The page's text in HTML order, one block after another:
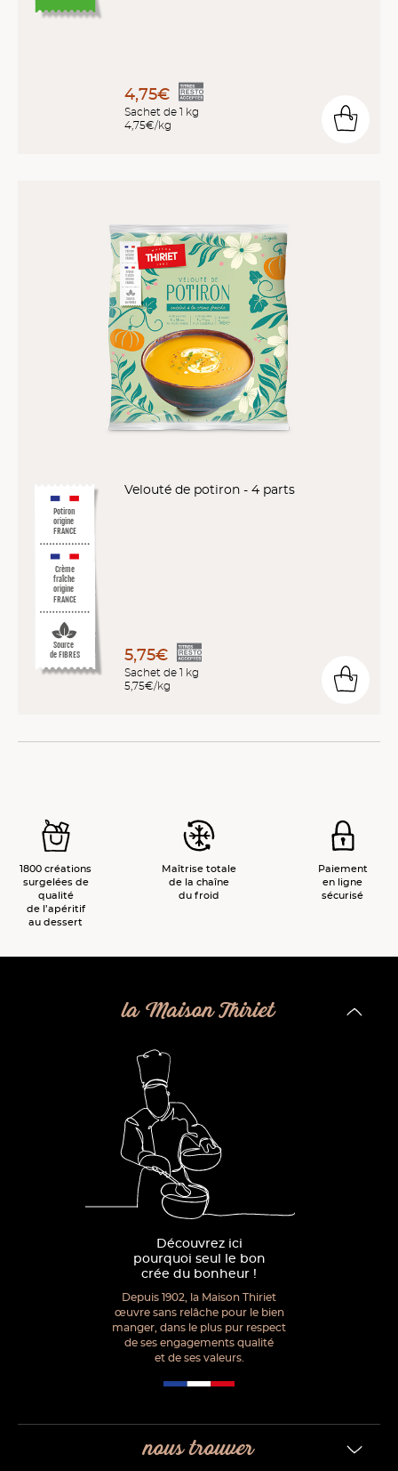
4,75€
Sachet de 1 kg
4,75€/kg
Potiron
origine
FRANCE
Crème
fraîche
origine
FRANCE
Source
de FIBRES
Velouté de potiron - 4 parts
5,75€
Sachet de 1 kg
5,75€/kg
1800 créations
surgelées de
qualité
de l’apéritif
au dessert
Maîtrise totale
de la chaîne
du froid
Paiement
en ligne
sécurisé
la Maison Thiriet
Découvrez ici
pourquoi seul le bon
crée du bonheur !
Depuis 1902, la Maison Thiriet
œuvre sans relâche pour le bien
manger, dans le plus pur respect
de ses engagements qualité
et de ses valeurs.
nous trouver